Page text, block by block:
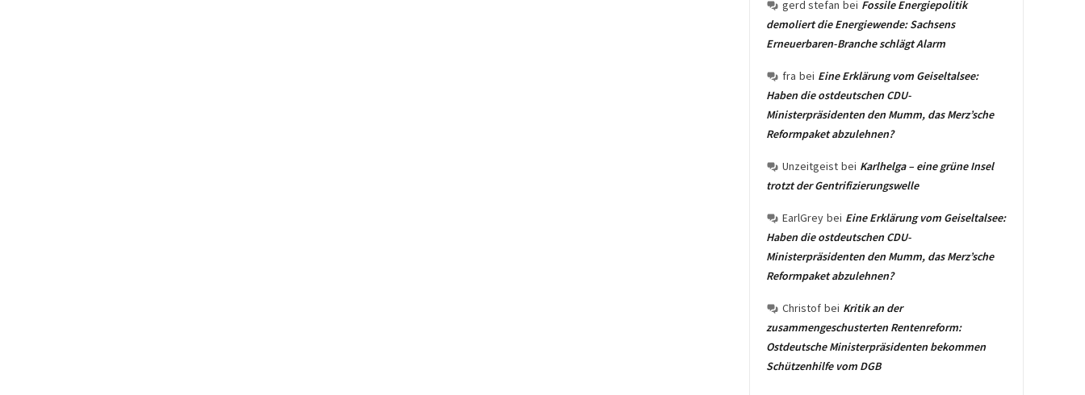
gerd stefan bei Fossile Energiepolitik
demoliert die Energiewende: Sachsens
Erneuerbaren-Branche schlägt Alarm
fra bei Eine Erklärung vom Geiseltalsee:
Haben die ostdeutschen CDU-
Ministerpräsidenten den Mumm, das Merz’sche
Reformpaket abzulehnen?
Unzeitgeist bei Karlhelga – eine grüne Insel
trotzt der Gentrifizierungswelle
EarlGrey bei Eine Erklärung vom Geiseltalsee:
Haben die ostdeutschen CDU-
Ministerpräsidenten den Mumm, das Merz’sche
Reformpaket abzulehnen?
Christof bei Kritik an der
zusammengeschusterten Rentenreform:
Ostdeutsche Ministerpräsidenten bekommen
Schützenhilfe vom DGB